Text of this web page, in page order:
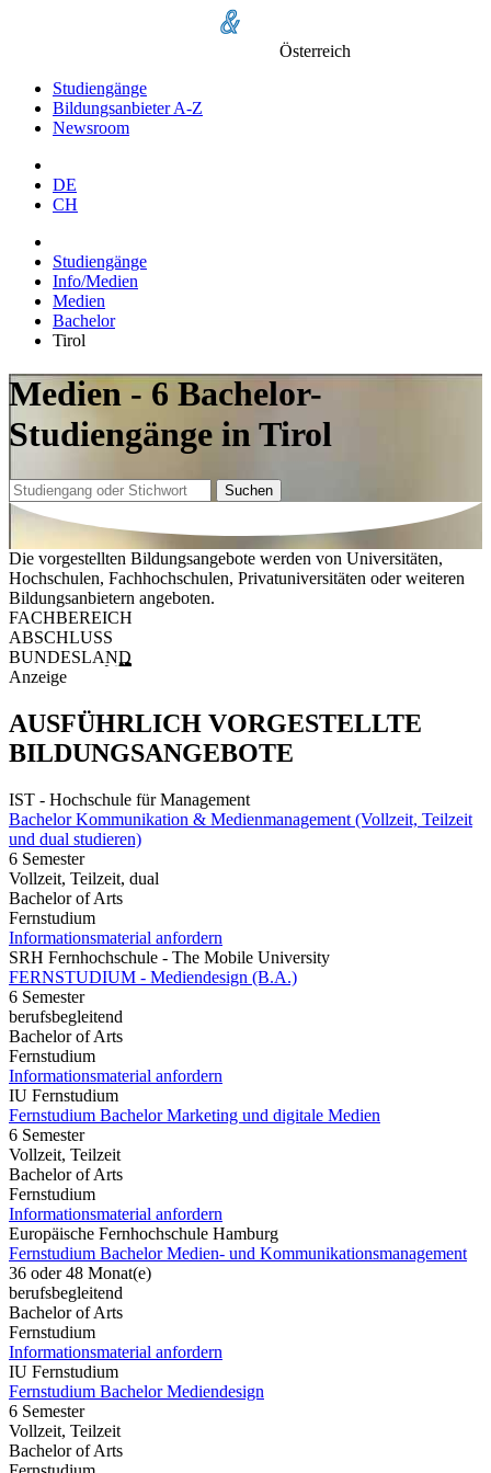
Österreich
Studiengänge
Bildungsanbieter A-Z
Newsroom
DE
CH
Studiengänge
Info/Medien
Medien
Bachelor
Tirol
Medien - 6 Bachelor-
Studiengänge in Tirol
Suchen
Die vorgestellten Bildungsangebote werden von Universitäten,
Hochschulen, Fachhochschulen, Privatuniversitäten oder weiteren
Bildungsanbietern angeboten.
FACHBEREICH
ABSCHLUSS
BUNDESLAND
Anzeige
AUSFÜHRLICH VORGESTELLTE
BILDUNGSANGEBOTE
IST - Hochschule für Management
Bachelor Kommunikation & Medienmanagement (Vollzeit, Teilzeit
und dual studieren)
6 Semester
Vollzeit, Teilzeit, dual
Bachelor of Arts
Fernstudium
Informationsmaterial anfordern
SRH Fernhochschule - The Mobile University
FERNSTUDIUM - Mediendesign (B.A.)
6 Semester
berufsbegleitend
Bachelor of Arts
Fernstudium
Informationsmaterial anfordern
IU Fernstudium
Fernstudium Bachelor Marketing und digitale Medien
6 Semester
Vollzeit, Teilzeit
Bachelor of Arts
Fernstudium
Informationsmaterial anfordern
Europäische Fernhochschule Hamburg
Fernstudium Bachelor Medien- und Kommunikationsmanagement
36 oder 48 Monat(e)
berufsbegleitend
Bachelor of Arts
Fernstudium
Informationsmaterial anfordern
IU Fernstudium
Fernstudium Bachelor Mediendesign
6 Semester
Vollzeit, Teilzeit
Bachelor of Arts